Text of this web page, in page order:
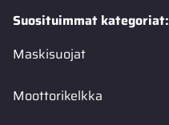
Suosituimmat kategoriat:
Maskisuojat
Moottorikelkka